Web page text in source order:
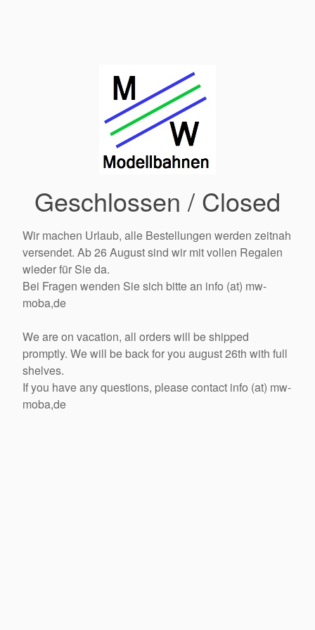
Geschlossen / Closed
Wir machen Urlaub, alle Bestellungen werden zeitnah
versendet. Ab 26 August sind wir mit vollen Regalen
wieder für Sie da.
Bei Fragen wenden Sie sich bitte an info (at) mw-
moba,de
We are on vacation, all orders will be shipped
promptly. We will be back for you august 26th with full
shelves.
If you have any questions, please contact info (at) mw-
moba,de